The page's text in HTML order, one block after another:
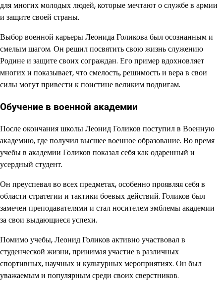
для многих молодых людей, которые мечтают о службе в армии
и защите своей страны.
Выбор военной карьеры Леонида Голикова был осознанным и
смелым шагом. Он решил посвятить свою жизнь служению
Родине и защите своих сограждан. Его пример вдохновляет
многих и показывает, что смелость, решимость и вера в свои
силы могут привести к поистине великим подвигам.
Обучение в военной академии
После окончания школы Леонид Голиков поступил в Военную
академию, где получил высшее военное образование. Во время
учебы в академии Голиков показал себя как одаренный и
усердный студент.
Он преуспевал во всех предметах, особенно проявляя себя в
области стратегии и тактики боевых действий. Голиков был
замечен преподавателями и стал носителем эмблемы академии
за свои выдающиеся успехи.
Помимо учебы, Леонид Голиков активно участвовал в
студенческой жизни, принимая участие в различных
спортивных, научных и культурных мероприятиях. Он был
уважаемым и популярным среди своих сверстников.